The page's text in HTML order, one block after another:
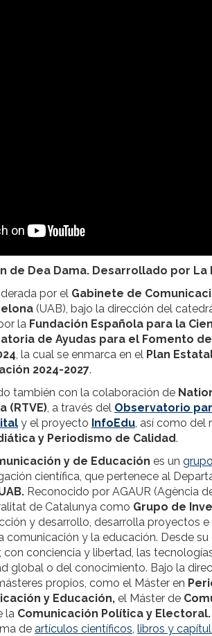
de Dea Dama. Desarrollado por La
por el Gabinete de
(UAB), bajo la dirección del
la Fundación Española para la
de Ayudas para el Fomento
, la cual se enmarca en el Plan
2024-2027.
también con la colaboración de
(RTVE), a través del Observatorio
y el proyecto InfoEdu, así como del
y Periodismo de Calidad.
y de Educación es un
científica, que pertenece al
Reconocido por AGAUR (Agència
de Catalunya como Grupo de
y desarrollo, desarrolla proyectos
comunicación y la educación. Desde
con conciencia y libertad, las
global o del conocimiento. Bajo la
propios, como el Máster en
y Educación, el Máster de
la Comunicación Política y Electoral.
de artículos científicos, libros y